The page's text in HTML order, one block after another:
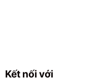
Kết nối với